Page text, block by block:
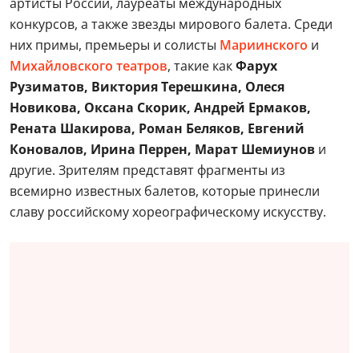
конкурсов, а также звезды мирового балета. Среди
них примы, премьеры и солисты Мариинского и
Михайловского театров, такие какФарух
Рузиматов, Виктория Терешкина, Олеся
Новикова, Оксана Скорик, Андрей Ермаков,
Рената Шакирова, Роман Беляков, Евгений
Коновалов, Ирина Перрен, Марат Шемиунов и
другие. Зрителям представят фрагменты из
всемирно известных балетов, которые принесли
славу российскому хореографическому искусству.